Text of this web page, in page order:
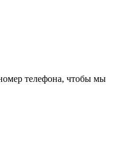
телефона, чтобы мы